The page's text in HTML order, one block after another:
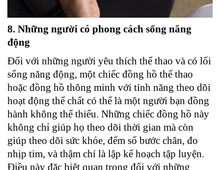
8. Những người có phong cách sống năng
động
Đối với những người yêu thích thể thao và có lối
sống năng động, một chiếc đồng hồ thể thao
hoặc đồng hồ thông minh với tính năng theo dõi
hoạt động thể chất có thể là một người bạn đồng
hành không thể thiếu. Những chiếc đồng hồ này
không chỉ giúp họ theo dõi thời gian mà còn
giúp theo dõi sức khỏe, đếm số bước chân, đo
nhịp tim, và thậm chí là lập kế hoạch tập luyện.
Điều này đặc biệt quan trọng đối với những